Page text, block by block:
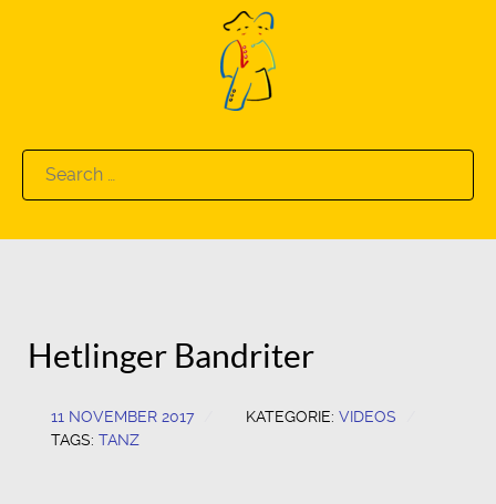
Search
for:
Hetlinger Bandriter
11 NOVEMBER 2017 KATEGORIE: VIDEOS
TAGS: TANZ